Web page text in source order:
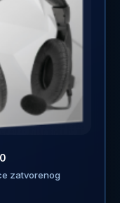
zatvorenog